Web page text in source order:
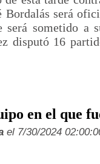
será
sometido a
disputó 16
en el que
el 7/30/2024